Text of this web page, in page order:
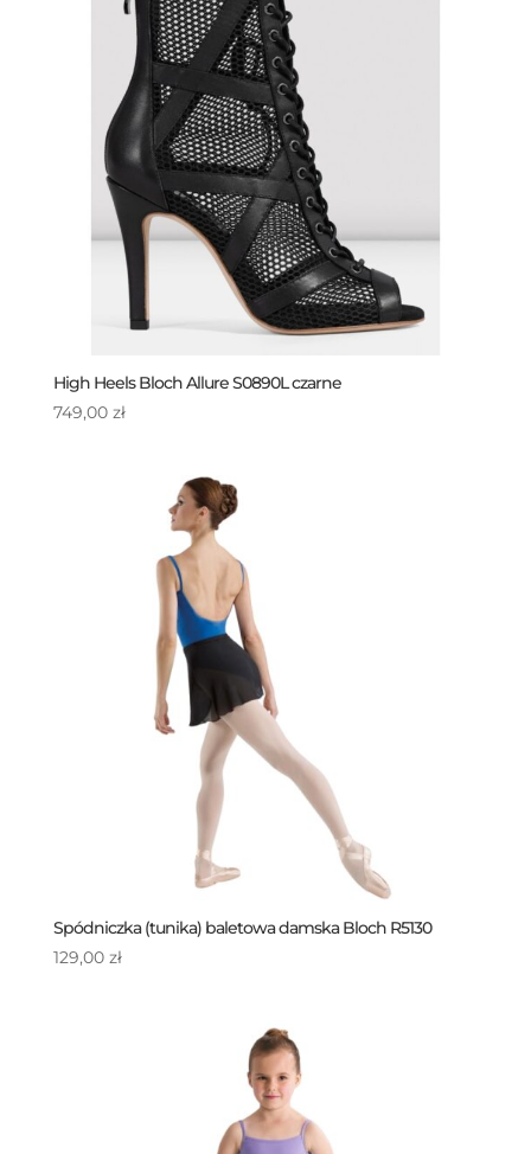
High Heels Bloch Allure S0890L czarne
749,00 zł
Spódniczka (tunika) baletowa damska Bloch R5130
129,00 zł